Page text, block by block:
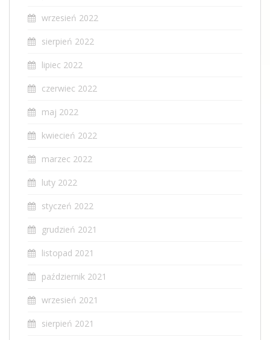
wrzesień 2022
sierpień 2022
lipiec 2022
czerwiec 2022
maj 2022
kwiecień 2022
marzec 2022
luty 2022
styczeń 2022
grudzień 2021
listopad 2021
październik 2021
wrzesień 2021
sierpień 2021